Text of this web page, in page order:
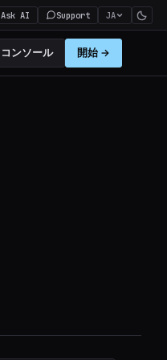
Ask AI Support JA
コンソール 開始 →